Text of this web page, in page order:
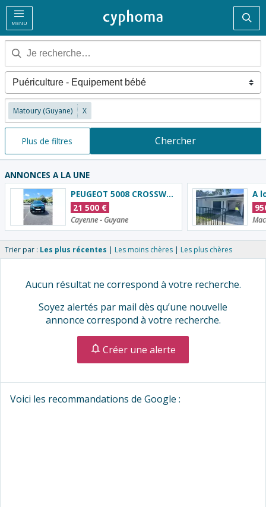
MENU
Matoury (Guyane) X
Plus de filtres Chercher
ANNONCES A LA UNE
PEUGEOT 5008 CROSSWAY 7 PLACES
21 500 €
Cayenne - Guyane
Trier par : Les plus récentes Les moins chères Les plus chères
Aucun résultat ne correspond à votre recherche.
Soyez alertés par mail dès qu’une nouvelle
annonce correspond à votre recherche.
Créer une alerte
Voici les recommandations de Google :